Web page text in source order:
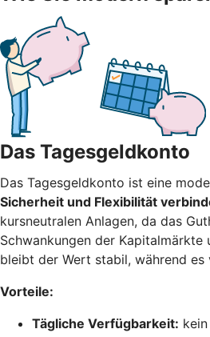
Das Tagesgeldkonto
Das Tagesgeldkonto ist eine
Sicherheit und Flexibilität
kursneutralen Anlagen, da das
Schwankungen der
bleibt der Wert stabil, während es
Vorteile:
Tägliche Verfügbarkeit: